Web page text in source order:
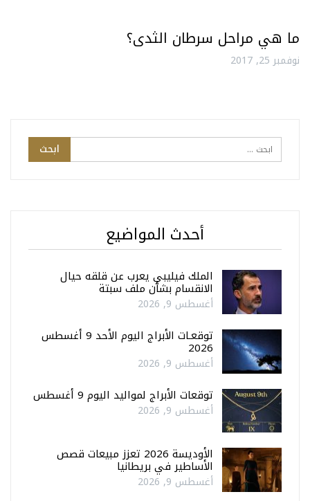
ما هي مراحل سرطان الثدى؟
نوفمبر 25, 2017
أحدث المواضيع
الملك فيليبي يعرب عن قلقه حيال
الانقسام بشأن ملف سبتة
أغسطس 9, 2026
توقعـات الأبراج اليوم الأحد 9 أغسطس
2026
أغسطس 9, 2026
توقعات الأبراج لمواليد اليوم 9 أغسطس
أغسطس 9, 2026
الأوديسة 2026 تعزز مبيعات قصص
الأساطير في بريطانيا
أغسطس 9, 2026